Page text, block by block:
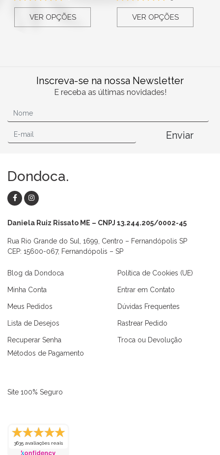
VER OPÇÕES VER OPÇÕES
Inscreva-se na nossa Newsletter
E receba as últimas novidades!
Enviar
Dondoca.
Daniela Ruiz Rissato ME – CNPJ 13.244.205/0002-45
Rua Rio Grande do Sul, 1699, Centro – Fernandópolis SP
CEP: 15600-067, Fernandópolis – SP
Blog da Dondoca
Minha Conta
Meus Pedidos
Lista de Desejos
Recuperar Senha
Política de Cookies (UE)
Entrar em Contato
Dúvidas Frequentes
Rastrear Pedido
Troca ou Devolução
Métodos de Pagamento
Site 100% Seguro
3635 avaliações reais